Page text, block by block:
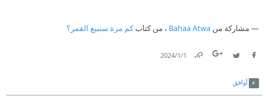
مشاركة من Bahaa Atwa ، من كتابكم مرة سنبيع القمر؟
1‏/1‏/2024
أوافق